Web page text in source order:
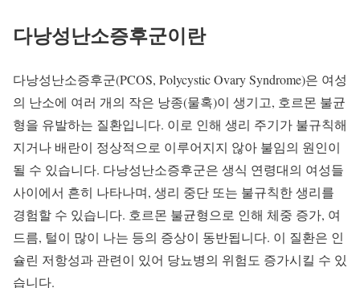
다낭성난소증후군이란
다낭성난소증후군(PCOS, Polycystic Ovary Syndrome)은 여성
의 난소에 여러 개의 작은 낭종(물혹)이 생기고, 호르몬 불균
형을 유발하는 질환입니다. 이로 인해 생리 주기가 불규칙해
지거나 배란이 정상적으로 이루어지지 않아 불임의 원인이
될 수 있습니다. 다낭성난소증후군은 생식 연령대의 여성들
사이에서 흔히 나타나며, 생리 중단 또는 불규칙한 생리를
경험할 수 있습니다. 호르몬 불균형으로 인해 체중 증가, 여
드름, 털이 많이 나는 등의 증상이 동반됩니다. 이 질환은 인
슐린 저항성과 관련이 있어 당뇨병의 위험도 증가시킬 수 있
습니다.